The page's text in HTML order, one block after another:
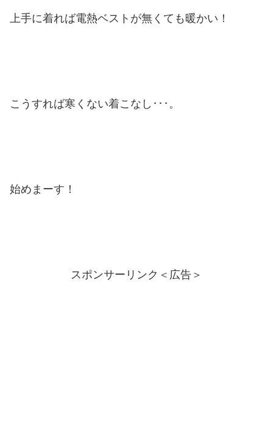
上手に着れば電熱ベストが無くても暖かい！
こうすれば寒くない着こなし･･･。
始めまーす！
スポンサーリンク＜広告＞